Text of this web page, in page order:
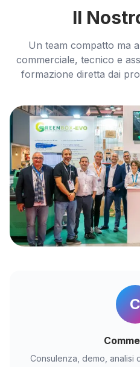
Il
Un team compatto ma
commerciale, tecnico e
formazione diretta dai
C
Consulenza, demo,